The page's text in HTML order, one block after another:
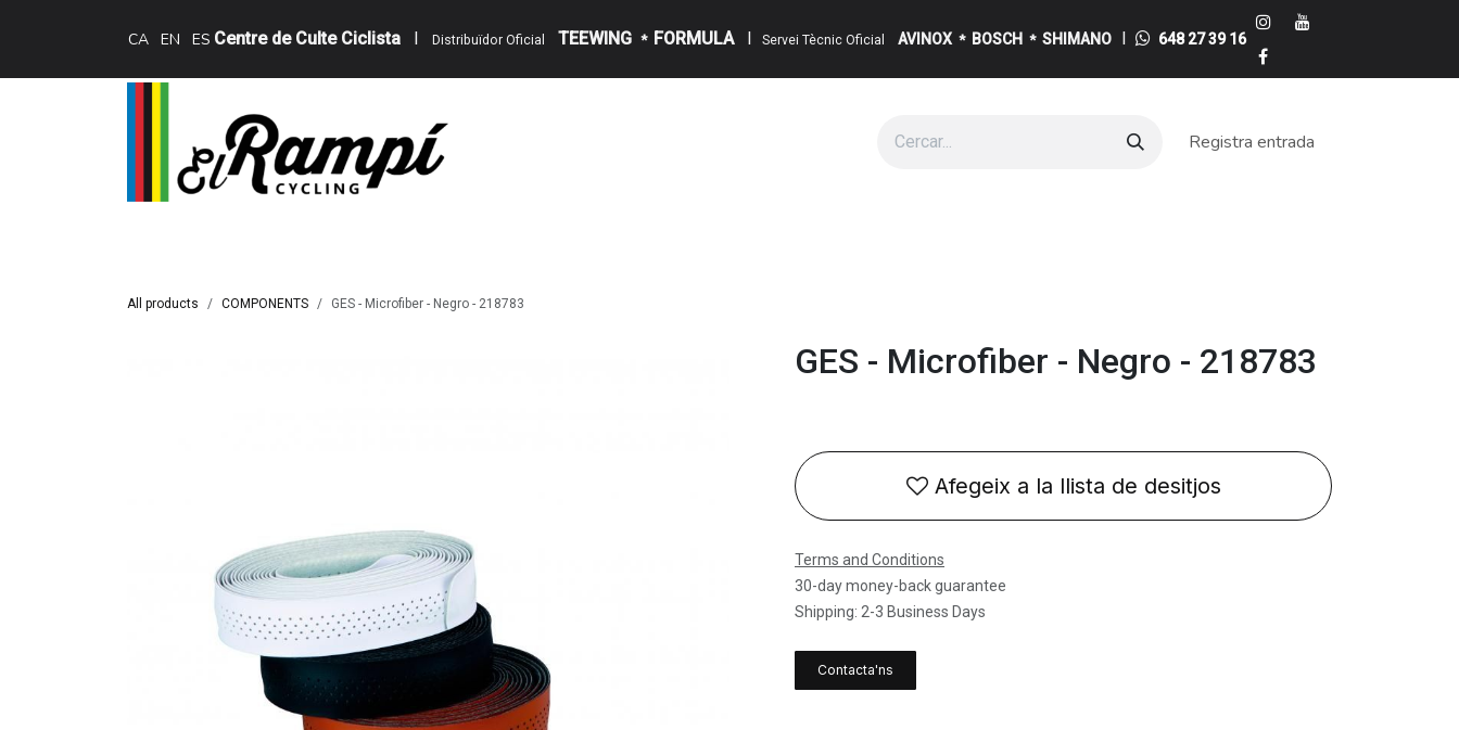
CA EN ES Centre de Culte Ciclista I Distribuïdor Oficial TEEWING * FORMULA I Servei Tècnic Oficial AVINOX * BOSCH * SHIMANO I 648 27 39 16
Registra entrada
All products COMPONENTS GES - Microfiber - Negro - 218783
GES - Microfiber - Negro - 218783
Afegeix a la llista de desitjos
Terms and Conditions
30-day money-back guarantee
Shipping: 2-3 Business Days
Contacta'ns